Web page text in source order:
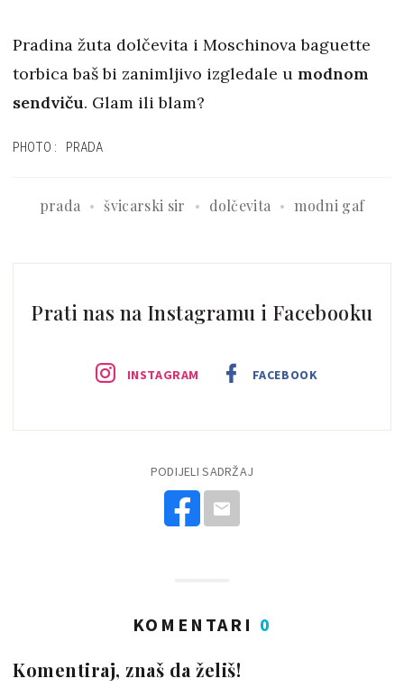
Pradina žuta dolčevita i Moschinova baguette
torbica baš bi zanimljivo izgledale u modnom
sendviču. Glam ili blam?
PHOTO: PRADA
prada švicarski sir dolčevita modni gaf
Prati nas na Instagramu i Facebooku
INSTAGRAM FACEBOOK
PODIJELI SADRŽAJ
KOMENTARI 0
Komentiraj, znaš da želiš!